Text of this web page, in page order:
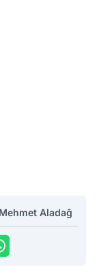
Mehmet Aladağ